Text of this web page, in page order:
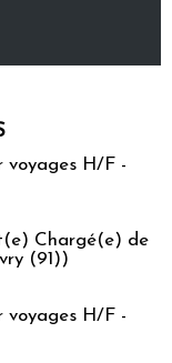
voyages H/F -
Chargé(e) de
(91))
voyages H/F -